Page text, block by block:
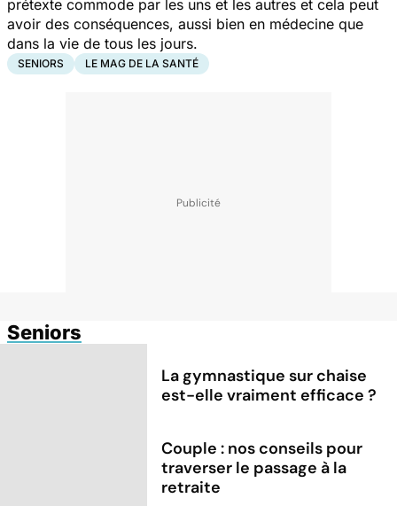
prétexte commode par les uns et les autres et cela peut
avoir des conséquences, aussi bien en médecine que
dans la vie de tous les jours.
SENIORS LE MAG DE LA SANTÉ
Seniors
La gymnastique sur chaise
est-elle vraiment efficace ?
Couple : nos conseils pour
traverser le passage à la
retraite